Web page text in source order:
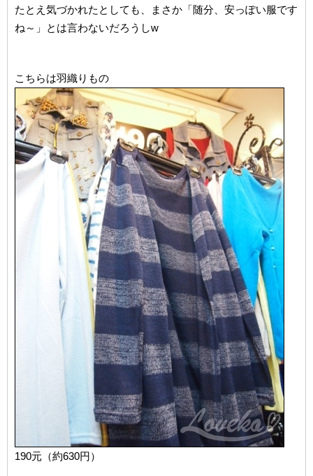
たとえ気づかれたとしても、まさか「随分、安っぽい服です
ね～」とは言わないだろうしw
こちらは羽織りもの
190元（約630円）